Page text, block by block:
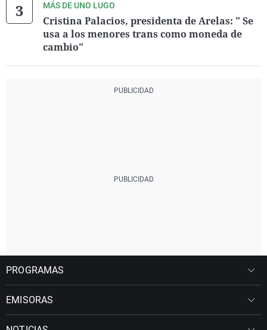
MÁS DE UNO LUGO
Cristina Palacios, presidenta de Arelas: " Se
usa a los menores trans como moneda de
cambio"
PROGRAMAS
EMISORAS